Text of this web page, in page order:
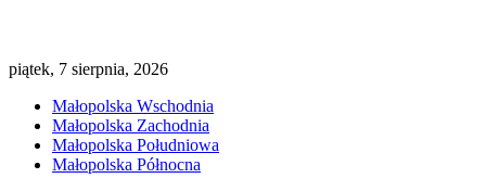
piątek, 7 sierpnia, 2026
Małopolska Wschodnia
Małopolska Zachodnia
Małopolska Południowa
Małopolska Północna